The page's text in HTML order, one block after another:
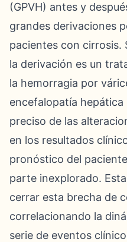
(GPVH) antes y
grandes derivaciones
pacientes con cirrosis.
la derivación es un
la hemorragia por
encefalopatía hepática
preciso de las
en los resultados
pronóstico del
parte inexplorado.
cerrar esta brecha de
correlacionando la
serie de eventos